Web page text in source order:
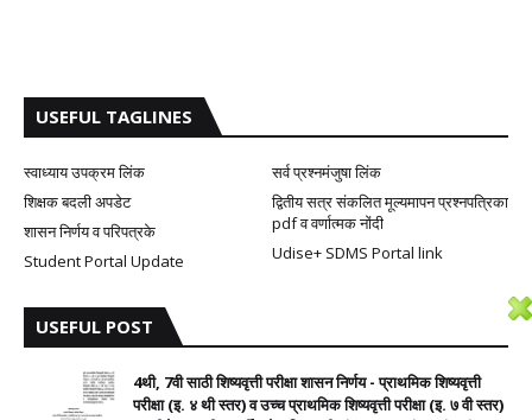
USEFUL TAGLINES
स्वाध्याय उपक्रम लिंक
सर्व प्रश्नमंजुषा लिंक
शिक्षक बदली अपडेट
द्वितीय सत्र संकलित मूल्यमापन प्रश्नपत्रिका
pdf व वर्णात्मक नोंदी
शासन निर्णय व परिपत्रके
Udise+ SDMS Portal link
Student Portal Update
USEFUL POST
4थी, 7वी साठी शिष्यवृत्ती परीक्षा शासन निर्णय - प्राथमिक शिष्यवृत्ती
परीक्षा (इ. ४ थी स्तर) व उच्च प्राथमिक शिष्यवृत्ती परीक्षा (इ. ७ वी स्तर)